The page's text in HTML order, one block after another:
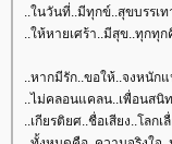
..ในวันที่..มีทุกข์..สุขบรรเท
..ให้หายเศร้า..มีสุข..ทุกทุก
..หากมีรัก..ขอให้..จงหนัก
..ไม่คลอนแคลน..เพื่อนสนิ
..เกียรติยศ..ชื่อเสียง..โลกเ